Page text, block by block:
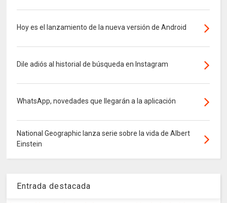
Hoy es el lanzamiento de la nueva versión de Android
Dile adiós al historial de búsqueda en Instagram
WhatsApp, novedades que llegarán a la aplicación
National Geographic lanza serie sobre la vida de Albert
Einstein
Entrada destacada